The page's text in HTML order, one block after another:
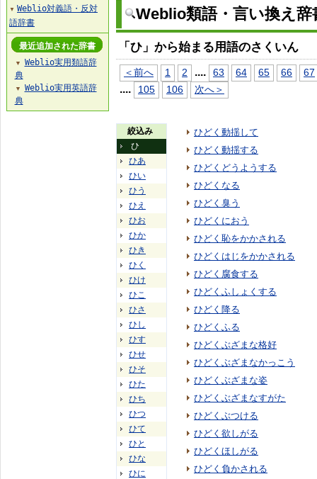
Weblio類語・言い換え
「ひ」から始まる用語のさくいん
＜前へ 1 2 .... 63 64 65 66 67
.... 105 106 次へ＞
絞込み
ひ
ひあ
ひい
ひう
ひえ
ひお
ひか
ひき
ひく
ひけ
ひこ
ひさ
ひし
ひす
ひせ
ひそ
ひた
ひち
ひつ
ひて
ひと
ひな
ひに
ひどく動揺して
ひどく動揺する
ひどくどうようする
ひどくなる
ひどく臭う
ひどくにおう
ひどく恥をかかされる
ひどくはじをかかされる
ひどく腐食する
ひどくふしょくする
ひどく降る
ひどくふる
ひどくぶざまな格好
ひどくぶざまなかっこう
ひどくぶざまな姿
ひどくぶざまなすがた
ひどくぶつける
ひどく欲しがる
ひどくほしがる
ひどく負かされる
▼ Weblio対義語・反対
語辞書
最近追加された辞書
▼
Weblio実用類語辞
典
▼
Weblio実用英語辞
典